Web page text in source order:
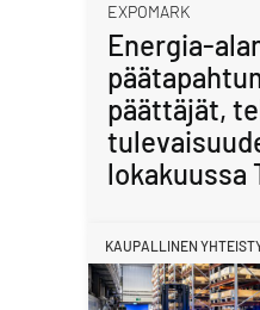
EXPOMARK
Energia-
päättäjät,
lokakuussa
KAUPALLINEN